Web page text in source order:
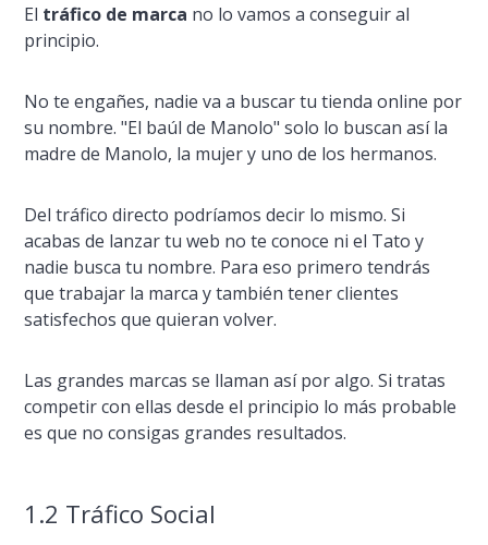
El tráfico de marca no lo vamos a conseguir al
principio.
No te engañes, nadie va a buscar tu tienda online por
su nombre. "El baúl de Manolo" solo lo buscan así­ la
madre de Manolo, la mujer y uno de los hermanos.
Del tráfico directo podrí­amos decir lo mismo. Si
acabas de lanzar tu web no te conoce ni el Tato y
nadie busca tu nombre. Para eso primero tendrás
que trabajar la marca y también tener clientes
satisfechos que quieran volver.
Las grandes marcas se llaman así­ por algo. Si tratas
competir con ellas desde el principio lo más probable
es que no consigas grandes resultados.
1.2 Tráfico Social